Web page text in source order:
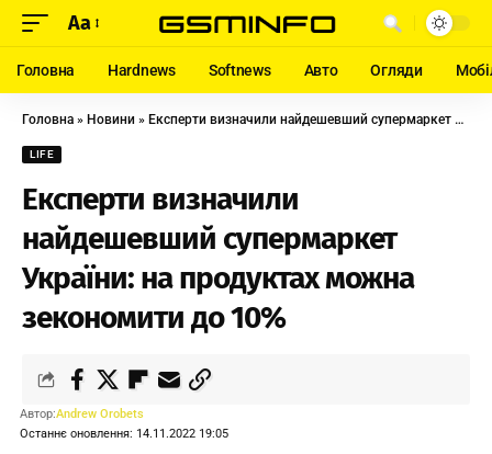
Aa
Головна Hardnews Softnews Авто Огляди
Головна » Новини » Експерти визначили найдешевший супермаркет України: на продуктах можна зекономити до 10%
LIFE
Експерти визначили
найдешевший супермаркет
України: на продуктах можна
зекономити до 10%
Останнє оновлення: 14.11.2022 19:05
Автор:Andrew Orobets